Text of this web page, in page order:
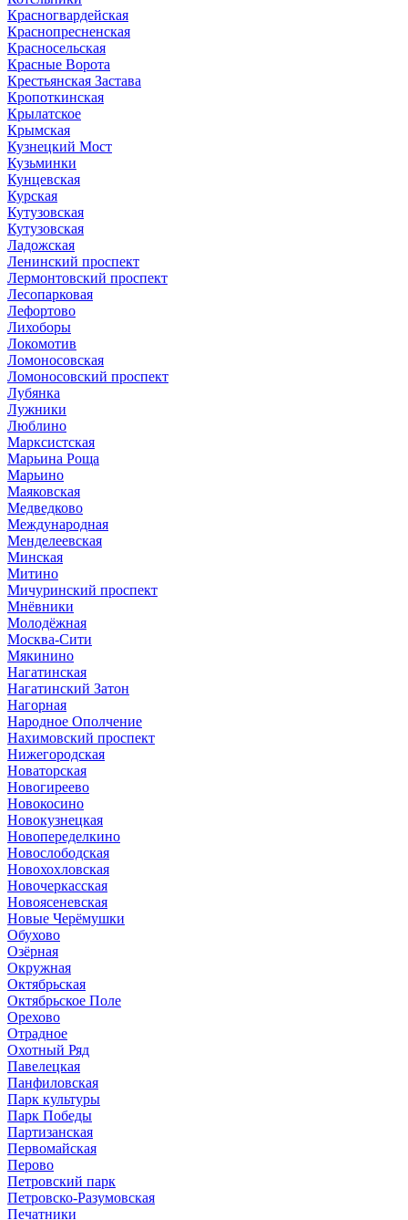
Красногвардейская
Краснопресненская
Красносельская
Красные Ворота
Крестьянская Застава
Кропоткинская
Крылатское
Крымская
Кузнецкий Мост
Кузьминки
Кунцевская
Курская
Кутузовская
Кутузовская
Ладожская
Ленинский проспект
Лермонтовский проспект
Лесопарковая
Лефортово
Лихоборы
Локомотив
Ломоносовская
Ломоносовский проспект
Лубянка
Лужники
Люблино
Марксистская
Марьина Роща
Марьино
Маяковская
Медведково
Международная
Менделеевская
Минская
Митино
Мичуринский проспект
Мнёвники
Молодёжная
Москва-Сити
Мякинино
Нагатинская
Нагатинский Затон
Нагорная
Народное Ополчение
Нахимовский проспект
Нижегородская
Новаторская
Новогиреево
Новокосино
Новокузнецкая
Новопеределкино
Новослободская
Новохохловская
Новочеркасская
Новоясеневская
Новые Черёмушки
Обухово
Озёрная
Окружная
Октябрьская
Октябрьское Поле
Орехово
Отрадное
Охотный Ряд
Павелецкая
Панфиловская
Парк культуры
Парк Победы
Партизанская
Первомайская
Перово
Петровский парк
Петровско-Разумовская
Печатники